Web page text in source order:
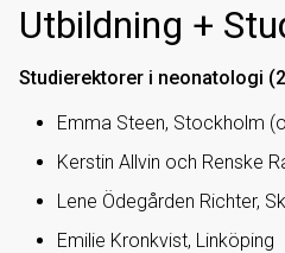
Utbildning +
Studierektorer i neonatologi
Emma Steen, Stockholm
Kerstin Allvin och Renske
Lene Ödegården Richter,
Emilie Kronkvist, Linköping